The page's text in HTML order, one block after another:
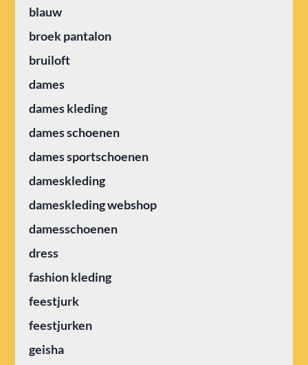
blauw
broek pantalon
bruiloft
dames
dames kleding
dames schoenen
dames sportschoenen
dameskleding
dameskleding webshop
damesschoenen
dress
fashion kleding
feestjurk
feestjurken
geisha